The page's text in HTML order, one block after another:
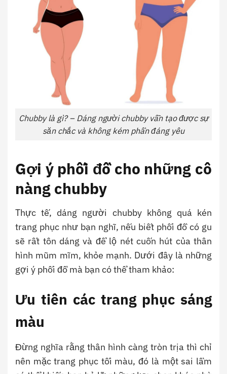
Chubby là gì? – Dáng người chubby vẫn tạo được sự
săn chắc và không kém phần đáng yêu
Gợi ý phối đồ cho những cô
nàng chubby
Thực tế, dáng người chubby không quá kén
trang phục như bạn nghĩ, nếu biết phối đồ có gu
sẽ rất tôn dáng và để lộ nét cuốn hút của thân
hình mũm mĩm, khỏe mạnh. Dưới đây là những
gợi ý phối đồ mà bạn có thể tham khảo:
Ưu tiên các trang phục sáng
màu
Đừng nghĩa rằng thân hình càng tròn trịa thì chỉ
nên mặc trang phục tối màu, đó là một sai lầm